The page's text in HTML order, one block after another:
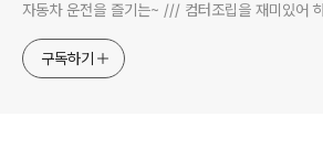
자동차 운전을 즐기는~ /// 컴터조립을 재미있어
식하는 미드가 있는~ /// 사회적 이슈에 발언하는~
구독하기